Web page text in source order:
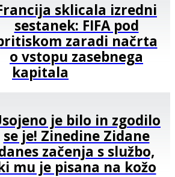
sklicala izredni
sestanek: FIFA pod
zaradi načrta
o vstopu zasebnega
kapitala
je bilo in zgodilo
se je! Zinedine Zidane
začenja s službo,
mu je pisana na kožo